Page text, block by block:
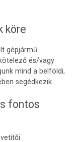
köre
gépjármű
és/vagy
mind a belföldi,
segédkezik.
fontos